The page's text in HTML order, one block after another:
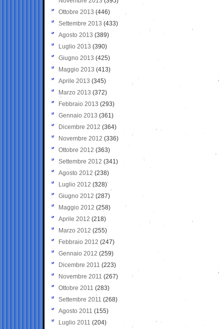
Ottobre 2013 (446)
Settembre 2013 (433)
Agosto 2013 (389)
Luglio 2013 (390)
Giugno 2013 (425)
Maggio 2013 (413)
Aprile 2013 (345)
Marzo 2013 (372)
Febbraio 2013 (293)
Gennaio 2013 (361)
Dicembre 2012 (364)
Novembre 2012 (336)
Ottobre 2012 (363)
Settembre 2012 (341)
Agosto 2012 (238)
Luglio 2012 (328)
Giugno 2012 (287)
Maggio 2012 (258)
Aprile 2012 (218)
Marzo 2012 (255)
Febbraio 2012 (247)
Gennaio 2012 (259)
Dicembre 2011 (223)
Novembre 2011 (267)
Ottobre 2011 (283)
Settembre 2011 (268)
Agosto 2011 (155)
Luglio 2011 (204)